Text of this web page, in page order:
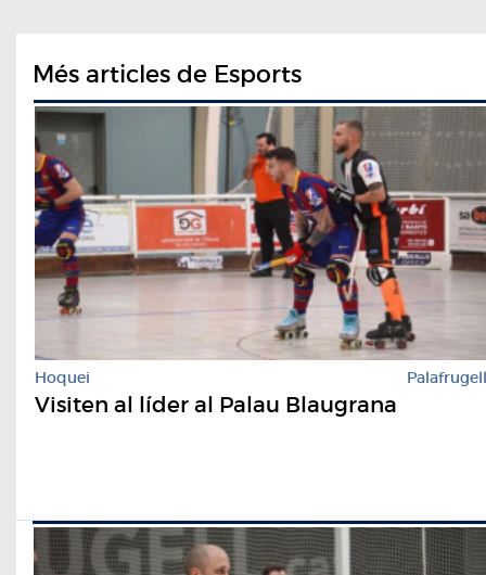
Més articles de Esports
Hoquei Palafrugell
Visiten al líder al Palau Blaugrana